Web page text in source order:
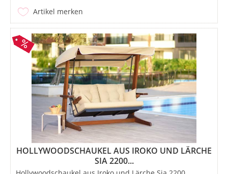
Artikel merken
HOLLYWOODSCHAUKEL AUS IROKO UND LÄRCHE
SIA 2200...